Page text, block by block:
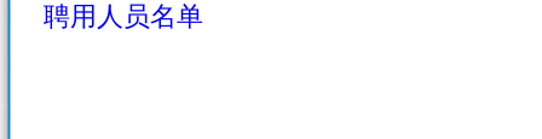
聘用人员名单